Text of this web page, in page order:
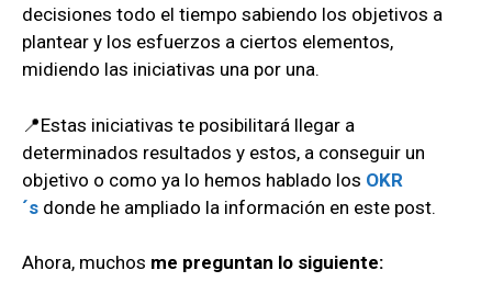
decisiones todo el tiempo sabiendo los objetivos a
plantear y los esfuerzos a ciertos elementos,
midiendo las iniciativas una por una.
📍Estas iniciativas te posibilitará llegar a
determinados resultados y estos, a conseguir un
objetivo o como ya lo hemos hablado los OKR
´s donde he ampliado la información en este post.
Ahora, muchos me preguntan lo siguiente: